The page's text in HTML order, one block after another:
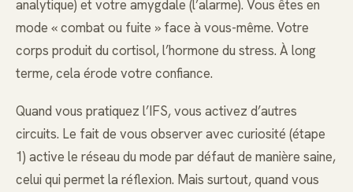
analytique) et votre amygdale (l’alarme). Vous êtes en
mode « combat ou fuite » face à vous-même. Votre
corps produit du cortisol, l’hormone du stress. À long
terme, cela érode votre confiance.
Quand vous pratiquez l’IFS, vous activez d’autres
circuits. Le fait de vous observer avec curiosité (étape
1) active le réseau du mode par défaut de manière saine,
celui qui permet la réflexion. Mais surtout, quand vous